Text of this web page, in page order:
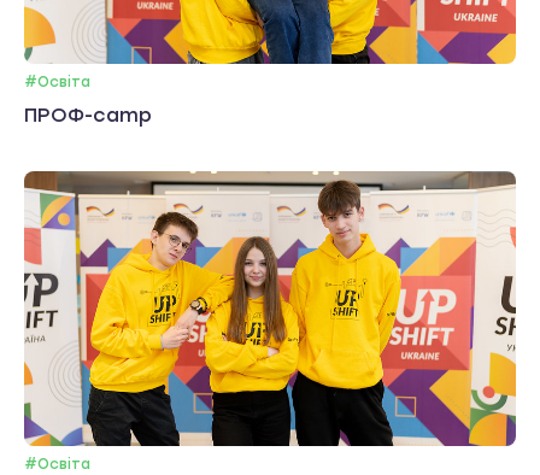
#Освіта
ПРОФ-camp
#Освіта